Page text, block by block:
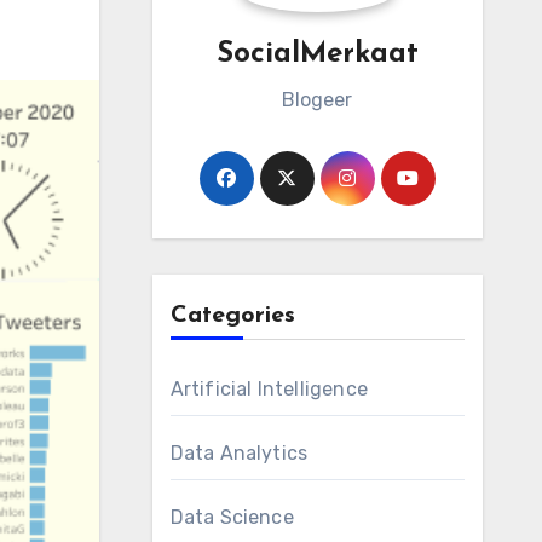
SocialMerkaat
Blogeer
Categories
Artificial Intelligence
Data Analytics
Data Science